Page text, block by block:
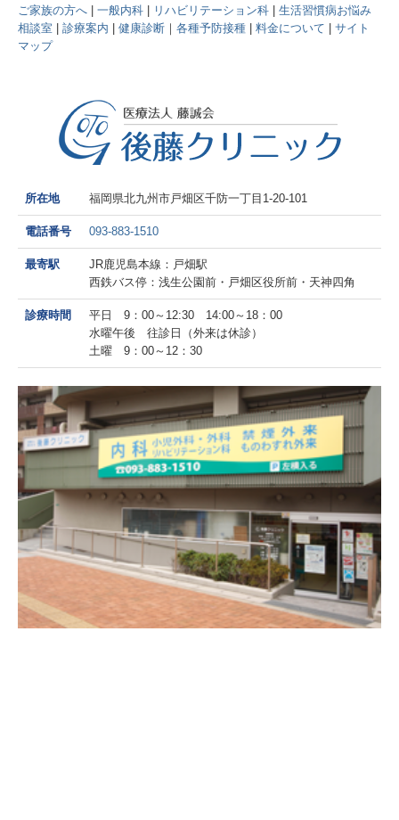
ご家族の方へ | 一般内科 | リハビリテーション科 | 生活習慣病お悩み
相談室 | 診療案内 | 健康診断 ｜ 各種予防接種 | 料金について | サイト
マップ
所在地 福岡県北九州市戸畑区千防一丁目1-20-101
電話番号 093-883-1510
最寄駅
JR鹿児島本線：戸畑駅
西鉄バス停：浅生公園前・戸畑区役所前・天神四角
診療時間
平日 9：00～12:30 14:00～18：00
水曜午後 往診日（外来は休診）
土曜 9：00～12：30